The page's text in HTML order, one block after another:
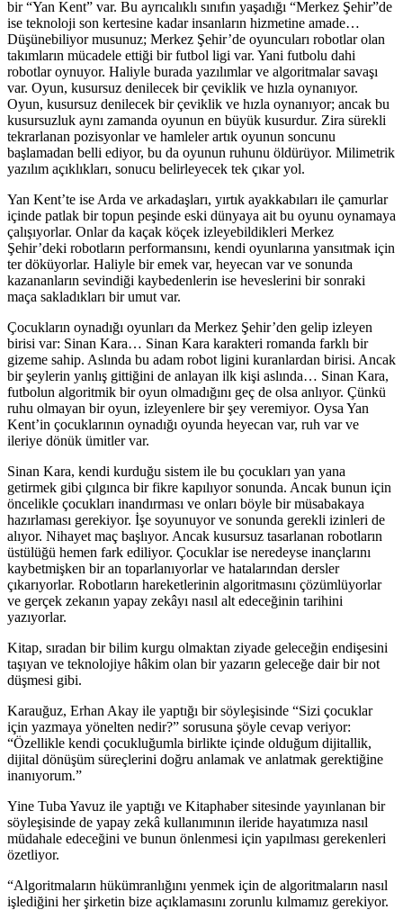
bir “Yan Kent” var. Bu ayrıcalıklı sınıfın yaşadığı “Merkez Şehir”de
ise teknoloji son kertesine kadar insanların hizmetine amade…
Düşünebiliyor musunuz; Merkez Şehir’de oyuncuları robotlar olan
takımların mücadele ettiği bir futbol ligi var. Yani futbolu dahi
robotlar oynuyor. Haliyle burada yazılımlar ve algoritmalar savaşı
var. Oyun, kusursuz denilecek bir çeviklik ve hızla oynanıyor.
Oyun, kusursuz denilecek bir çeviklik ve hızla oynanıyor; ancak bu
kusursuzluk aynı zamanda oyunun en büyük kusurdur. Zira sürekli
tekrarlanan pozisyonlar ve hamleler artık oyunun soncunu
başlamadan belli ediyor, bu da oyunun ruhunu öldürüyor. Milimetrik
yazılım açıklıkları, sonucu belirleyecek tek çıkar yol.
Yan Kent’te ise Arda ve arkadaşları, yırtık ayakkabıları ile çamurlar
içinde patlak bir topun peşinde eski dünyaya ait bu oyunu oynamaya
çalışıyorlar. Onlar da kaçak köçek izleyebildikleri Merkez
Şehir’deki robotların performansını, kendi oyunlarına yansıtmak için
ter döküyorlar. Haliyle bir emek var, heyecan var ve sonunda
kazananların sevindiği kaybedenlerin ise heveslerini bir sonraki
maça sakladıkları bir umut var.
Çocukların oynadığı oyunları da Merkez Şehir’den gelip izleyen
birisi var: Sinan Kara… Sinan Kara karakteri romanda farklı bir
gizeme sahip. Aslında bu adam robot ligini kuranlardan birisi. Ancak
bir şeylerin yanlış gittiğini de anlayan ilk kişi aslında… Sinan Kara,
futbolun algoritmik bir oyun olmadığını geç de olsa anlıyor. Çünkü
ruhu olmayan bir oyun, izleyenlere bir şey veremiyor. Oysa Yan
Kent’in çocuklarının oynadığı oyunda heyecan var, ruh var ve
ileriye dönük ümitler var.
Sinan Kara, kendi kurduğu sistem ile bu çocukları yan yana
getirmek gibi çılgınca bir fikre kapılıyor sonunda. Ancak bunun için
öncelikle çocukları inandırması ve onları böyle bir müsabakaya
hazırlaması gerekiyor. İşe soyunuyor ve sonunda gerekli izinleri de
alıyor. Nihayet maç başlıyor. Ancak kusursuz tasarlanan robotların
üstülüğü hemen fark ediliyor. Çocuklar ise neredeyse inançlarını
kaybetmişken bir an toparlanıyorlar ve hatalarından dersler
çıkarıyorlar. Robotların hareketlerinin algoritmasını çözümlüyorlar
ve gerçek zekanın yapay zekâyı nasıl alt edeceğinin tarihini
yazıyorlar.
Kitap, sıradan bir bilim kurgu olmaktan ziyade geleceğin endişesini
taşıyan ve teknolojiye hâkim olan bir yazarın geleceğe dair bir not
düşmesi gibi.
Karauğuz, Erhan Akay ile yaptığı bir söyleşisinde “Sizi çocuklar
için yazmaya yönelten nedir?” sorusuna şöyle cevap veriyor:
“Özellikle kendi çocukluğumla birlikte içinde olduğum dijitallik,
dijital dönüşüm süreçlerini doğru anlamak ve anlatmak gerektiğine
inanıyorum.”
Yine Tuba Yavuz ile yaptığı ve Kitaphaber sitesinde yayınlanan bir
söyleşisinde de yapay zekâ kullanımının ileride hayatımıza nasıl
müdahale edeceğini ve bunun önlenmesi için yapılması gerekenleri
özetliyor.
“Algoritmaların hükümranlığını yenmek için de algoritmaların nasıl
işlediğini her şirketin bize açıklamasını zorunlu kılmamız gerekiyor.